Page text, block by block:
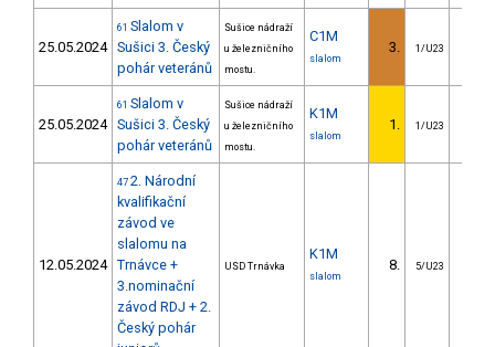
25.05.2024
61 Slalom v
Sušici 3. Český
pohár veteránů
Sušice nádraží
u železničního
mostu.
C1M
slalom
3. 1/U23
25.05.2024
61 Slalom v
Sušici 3. Český
pohár veteránů
Sušice nádraží
u železničního
mostu.
K1M
slalom
1. 1/U23
12.05.2024
47 2. Národní
kvalifikační
závod ve
slalomu na
Trnávce +
3.nominační
závod RDJ + 2.
Český pohár
USD Trnávka
K1M
slalom
8. 5/U23